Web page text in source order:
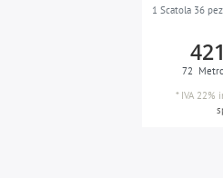
1 Scatola 36
72
* IVA 22%